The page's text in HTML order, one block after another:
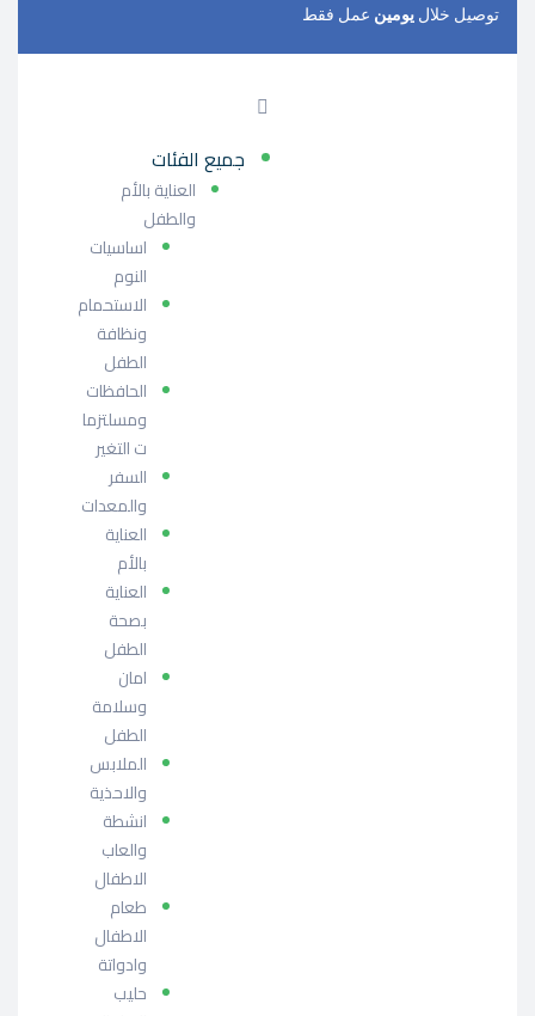
توصيل خلال يومين عمل فقط
جميع الفئات
العناية بالأم
والطفل
اساسيات
النوم
الاستحمام
ونظافة
الطفل
الحافظات
ومسلتزما
ت التغير
السفر
والمعدات
العناية
بالأم
العناية
بصحة
الطفل
امان
وسلامة
الطفل
الملابس
والاحذية
انشطة
والعاب
الاطفال
طعام
الاطفال
وادواتة
حليب